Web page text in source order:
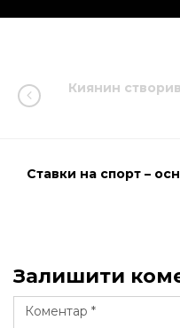
Киянин
Ставки на спорт –
Залишити